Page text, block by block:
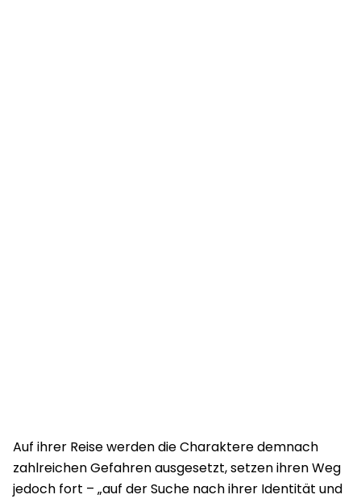
Auf ihrer Reise werden die Charaktere demnach
zahlreichen Gefahren ausgesetzt, setzen ihren Weg
jedoch fort – „auf der Suche nach ihrer Identität und